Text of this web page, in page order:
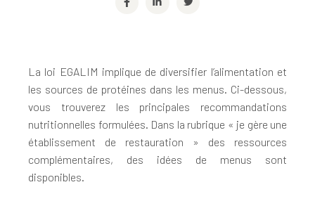
La loi EGALIM implique de diversifier l’alimentation et
les sources de protéines dans les menus. Ci-dessous,
vous trouverez les principales recommandations
nutritionnelles formulées. Dans la rubrique « je gère une
établissement de restauration » des ressources
complémentaires, des idées de menus sont
disponibles.